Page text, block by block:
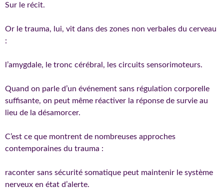
Sur le récit.
Or le trauma, lui, vit dans des zones non verbales du cerveau
:
l’amygdale, le tronc cérébral, les circuits sensorimoteurs.
Quand on parle d’un événement sans régulation corporelle
suffisante, on peut même réactiver la réponse de survie au
lieu de la désamorcer.
C’est ce que montrent de nombreuses approches
contemporaines du trauma :
raconter sans sécurité somatique peut maintenir le système
nerveux en état d’alerte.